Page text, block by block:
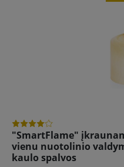
"SmartFlame"
vienu nuotolinio
kaulo spalvos